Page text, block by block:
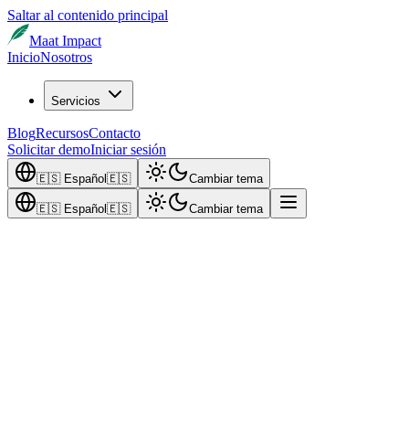
Saltar al contenido principal
Maat Impact
InicioNosotros
Servicios
BlogRecursosContacto
Solicitar demoIniciar sesión
🇪🇸 Español 🇪🇸 Cambiar tema
🇪🇸 Español 🇪🇸 Cambiar tema